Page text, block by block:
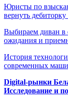
Юристы по
вернуть
Выбираем диван в
ожидания и
История
современных
Digital-рынки
Исследование и